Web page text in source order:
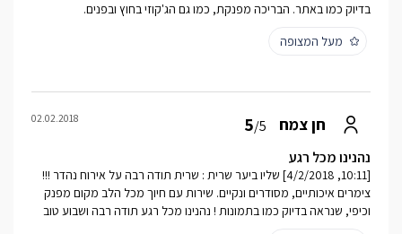
בדיוק כמו באתר. הבריכה מפנקת, כמו גם הג'קוזי בחוץ ובפנים.
מעל המצופה
חן צמח 5/5
02.02.2018
נהנינו מכל רגע
[10:11, 4/2/2018] שליו ביער שרית : שרית תודה רבה על אירוח נהדר !!!
צימרים איכותיים, מסודרים ונקיים. שירות עם חיוך מכל הלב מקום מפנק
וכיפי, שנראה בדיוק כמו בתמונות ! נהנינו מכל רגע תודה רבה ושבוע טוב